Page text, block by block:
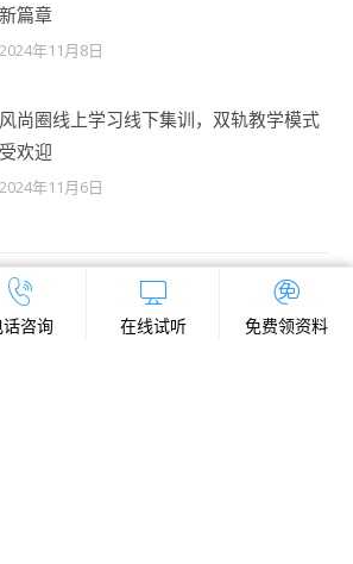
新篇章
2024年11月8日
风尚圈线上学习线下集训，双轨教学模式
受欢迎
2024年11月6日
话咨询 在线试听 免费领资料